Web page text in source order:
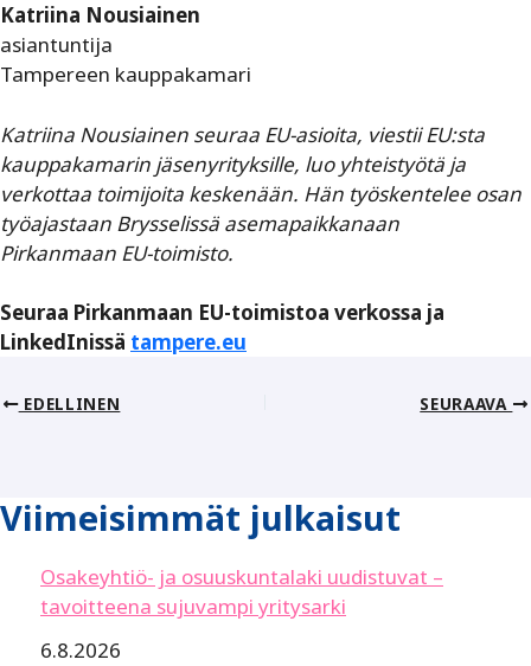
Katriina Nousiainen
asiantuntija
Tampereen kauppakamari
Katriina Nousiainen seuraa EU-asioita, viestii EU:sta
kauppa­kamarin jäsenyrityksille, luo yhteistyötä ja
verkottaa toimijoita keskenään. Hän työskentelee osan
työajastaan Brysselissä asemapaikkanaan
Pirkanmaan EU-toimisto.
Seuraa Pirkanmaan EU-toimistoa verkossa ja
LinkedInissä tampere.eu
EDELLINEN SEURAAVA
Viimeisimmät julkaisut
Osakeyhtiö- ja osuuskuntalaki uudistuvat –
tavoitteena sujuvampi yritysarki
6.8.2026